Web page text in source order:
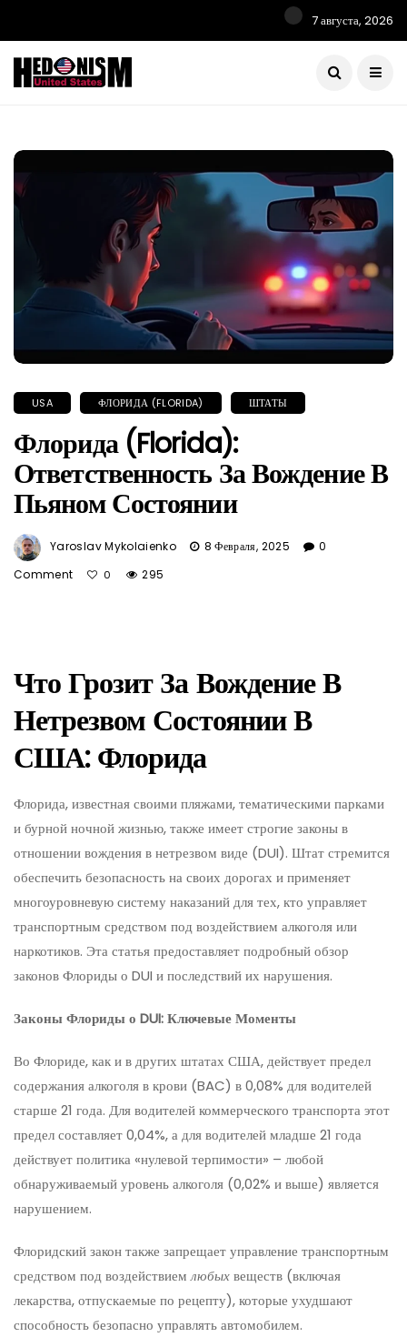
7 августа, 2026
USA ФЛОРИДА (FLORIDA) ШТАТЫ
Флорида (Florida):
Ответственность За Вождение В
Пьяном Состоянии
Yaroslav Mykolaienko 8 Февраля, 2025
0
Comment
0 295
Что Грозит За Вождение В
Нетрезвом Состоянии В
США: Флорида
Флорида, известная своими пляжами, тематическими парками
и бурной ночной жизнью, также имеет строгие законы в
отношении вождения в нетрезвом виде (DUI). Штат стремится
обеспечить безопасность на своих дорогах и применяет
многоуровневую систему наказаний для тех, кто управляет
транспортным средством под воздействием алкоголя или
наркотиков. Эта статья предоставляет подробный обзор
законов Флориды о DUI и последствий их нарушения.
Законы Флориды о DUI: Ключевые Моменты
Во Флориде, как и в других штатах США, действует предел
содержания алкоголя в крови (BAC) в 0,08% для водителей
старше 21 года. Для водителей коммерческого транспорта этот
предел составляет 0,04%, а для водителей младше 21 года
действует политика «нулевой терпимости» – любой
обнаруживаемый уровень алкоголя (0,02% и выше) является
нарушением.
Флоридский закон также запрещает управление транспортным
средством под воздействиемлюбыхвеществ (включая
лекарства, отпускаемые по рецепту), которые ухудшают
способность безопасно управлять автомобилем.